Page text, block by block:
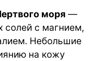
моря —
солей с магнием,
Небольшие
на кожу